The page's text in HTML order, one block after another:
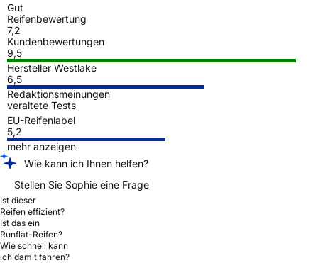
Gut
Reifenbewertung
7,2
Kundenbewertungen
9,5
Hersteller Westlake
6,5
Redaktionsmeinungen
veraltete Tests
EU-Reifenlabel
5,2
mehr anzeigen
Wie kann ich Ihnen helfen?
Stellen Sie Sophie eine Frage
Ist dieser
Reifen effizient?
Ist das ein
Runflat-Reifen?
Wie schnell kann
ich damit fahren?